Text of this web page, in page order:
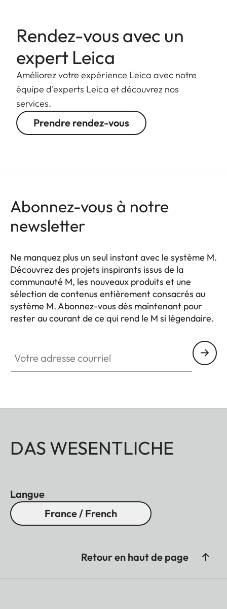
Rendez-vous avec un
expert Leica
Améliorez votre expérience Leica avec notre
équipe d'experts Leica et découvrez nos
services.
Prendre rendez-vous
Abonnez-vous à notre
newsletter
Ne manquez plus un seul instant avec le système M.
Découvrez des projets inspirants issus de la
communauté M, les nouveaux produits et une
sélection de contenus entièrement consacrés au
système M. Abonnez-vous dès maintenant pour
rester au courant de ce qui rend le M si légendaire.
DAS WESENTLICHE
Langue
France / French
Retour en haut de page